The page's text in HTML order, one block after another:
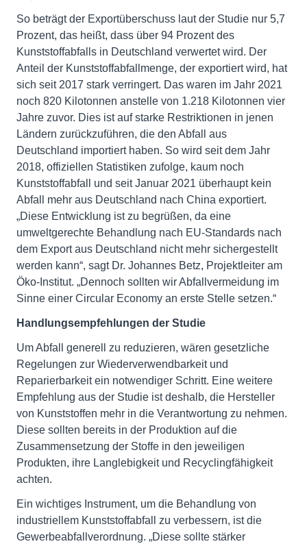
So beträgt der Exportüberschuss laut der Studie nur 5,7
Prozent, das heißt, dass über 94 Prozent des
Kunststoffabfalls in Deutschland verwertet wird. Der
Anteil der Kunststoffabfallmenge, der exportiert wird, hat
sich seit 2017 stark verringert. Das waren im Jahr 2021
noch 820 Kilotonnen anstelle von 1.218 Kilotonnen vier
Jahre zuvor. Dies ist auf starke Restriktionen in jenen
Ländern zurückzuführen, die den Abfall aus
Deutschland importiert haben. So wird seit dem Jahr
2018, offiziellen Statistiken zufolge, kaum noch
Kunststoffabfall und seit Januar 2021 überhaupt kein
Abfall mehr aus Deutschland nach China exportiert.
„Diese Entwicklung ist zu begrüßen, da eine
umweltgerechte Behandlung nach EU-Standards nach
dem Export aus Deutschland nicht mehr sichergestellt
werden kann“, sagt Dr. Johannes Betz, Projektleiter am
Öko-Institut. „Dennoch sollten wir Abfallvermeidung im
Sinne einer Circular Economy an erste Stelle setzen.“
Handlungsempfehlungen der Studie
Um Abfall generell zu reduzieren, wären gesetzliche
Regelungen zur Wiederverwendbarkeit und
Reparierbarkeit ein notwendiger Schritt. Eine weitere
Empfehlung aus der Studie ist deshalb, die Hersteller
von Kunststoffen mehr in die Verantwortung zu nehmen.
Diese sollten bereits in der Produktion auf die
Zusammensetzung der Stoffe in den jeweiligen
Produkten, ihre Langlebigkeit und Recyclingfähigkeit
achten.
Ein wichtiges Instrument, um die Behandlung von
industriellem Kunststoffabfall zu verbessern, ist die
Gewerbeabfallverordnung. „Diese sollte stärker